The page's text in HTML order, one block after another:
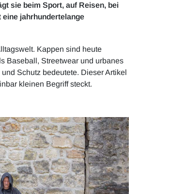
sie beim Sport, auf Reisen, bei
jahrhundertelange
Kappen sind heute
Baseball, Streetwear und urbanes
Schutz bedeutete. Dieser Artikel
kleinen Begriff steckt.